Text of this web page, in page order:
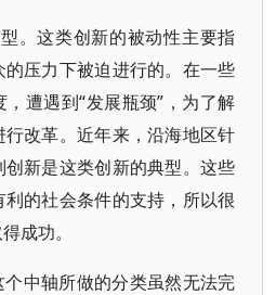
。这类创新的被动性主要指
压力下被迫进行的。在一些
遭遇到“发展瓶颈”，为了解
改革。近年来，沿海地区针
新是这类创新的典型。这些
的社会条件的支持，所以很
成功。
中轴所做的分类虽然无法完